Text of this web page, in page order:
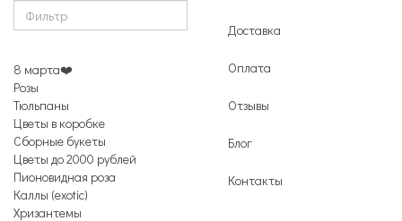
8 марта❤️
Розы
Тюльпаны
Цветы в коробке
Сборные букеты
Цветы до 2000 рублей
Пионовидная роза
Каллы (exotic)
Хризантемы
Доставка
Оплата
Отзывы
Блог
Контакты